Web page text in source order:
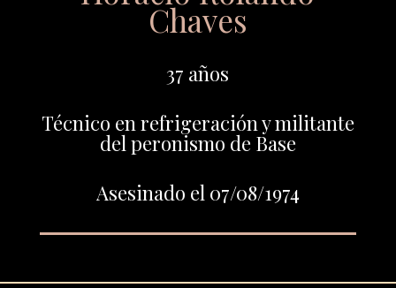
Chaves
37 años
Técnico en refrigeración y militante
del peronismo de Base
Asesinado el 07/08/1974